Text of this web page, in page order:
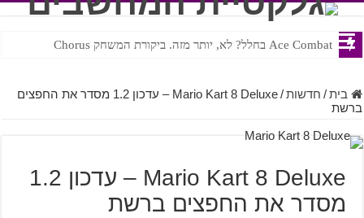
Ace Combat בחלל? לא, יותר מזה. ביקורת המשחק Chorus
Steven Universe והשירים שתורגמו בצורה נוראית לעברית
בית / חדשות /
Mario Kart 8 Deluxe – עדכון 1.2 מסדר את החפצים
ברשת
Mario Kart 8 Deluxe – עדכון 1.2
מסדר את החפצים ברשת